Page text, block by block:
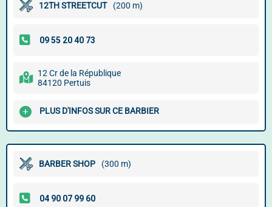
12TH STREETCUT (200 m)
12 Cr de la République
84120 Pertuis
PLUS D'INFOS SUR CE BARBIER
BARBER SHOP (300 m)